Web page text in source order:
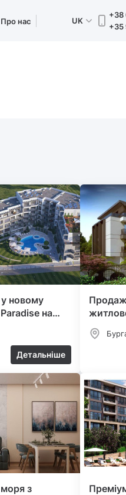
Про нас UK
+38
+35
новому
на
Детальніше
район
з